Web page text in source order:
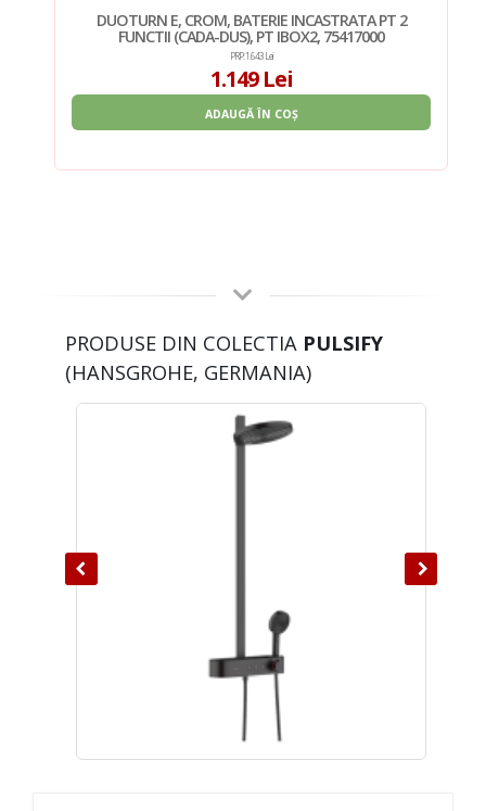
DUOTURN E, CROM, BATERIE INCASTRATA PT 2
FUNCTII (CADA-DUS), PT IBOX2, 75417000
PRP: 1.643 Lei
1.149 Lei
ADAUGĂ ÎN COȘ
PRODUSE DIN COLECTIA PULSIFY
(HANSGROHE, GERMANIA)